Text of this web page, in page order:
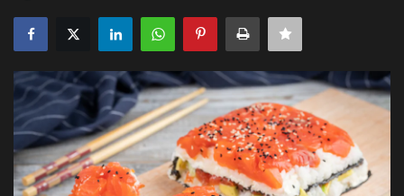
Контакти
Про нас
Підтримати проєкт
Правила для блогерів